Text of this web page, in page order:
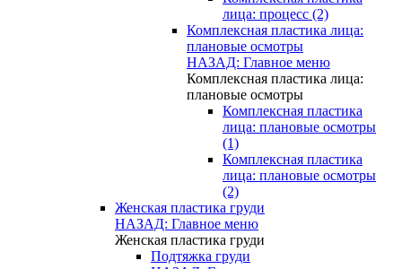
лица: процесс (2)
Комплексная пластика лица:
плановые осмотры
НАЗАД: Главное меню
Комплексная пластика лица:
плановые осмотры
Комплексная пластика
лица: плановые осмотры
(1)
Комплексная пластика
лица: плановые осмотры
(2)
Женская пластика груди
НАЗАД: Главное меню
Женская пластика груди
Подтяжка груди